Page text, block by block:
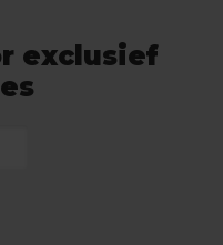
exclusief